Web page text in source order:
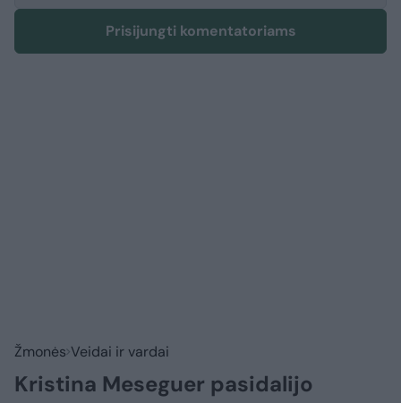
Prisijungti komentatoriams
Žmonės Veidai ir vardai
Kristina Meseguer pasidalijo